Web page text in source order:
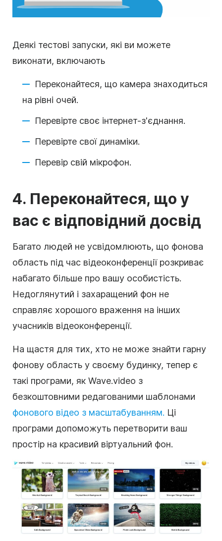
Деякі тестові запуски, які ви можете
виконати, включають
Переконайтеся, що камера знаходиться
на рівні очей.
Перевірте своє інтернет-з'єднання.
Перевірте свої динаміки.
Перевір свій мікрофон.
4. Переконайтеся, що у
вас є відповідний досвід
Багато людей не усвідомлюють, що фонова
область під час відеоконференції розкриває
набагато більше про вашу особистість.
Недоглянутий і захаращений фон не
справляє хорошого враження на інших
учасників відеоконференції.
На щастя для тих, хто не може знайти гарну
фонову область у своєму будинку, тепер є
такі програми, як Wave.video з
безкоштовними редагованими шаблонами
фонового відео з масштабуванням. Ці
програми допоможуть перетворити ваш
простір на красивий віртуальний фон.